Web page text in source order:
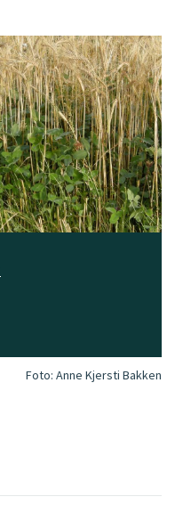
Foto: Anne Kjersti Bakken